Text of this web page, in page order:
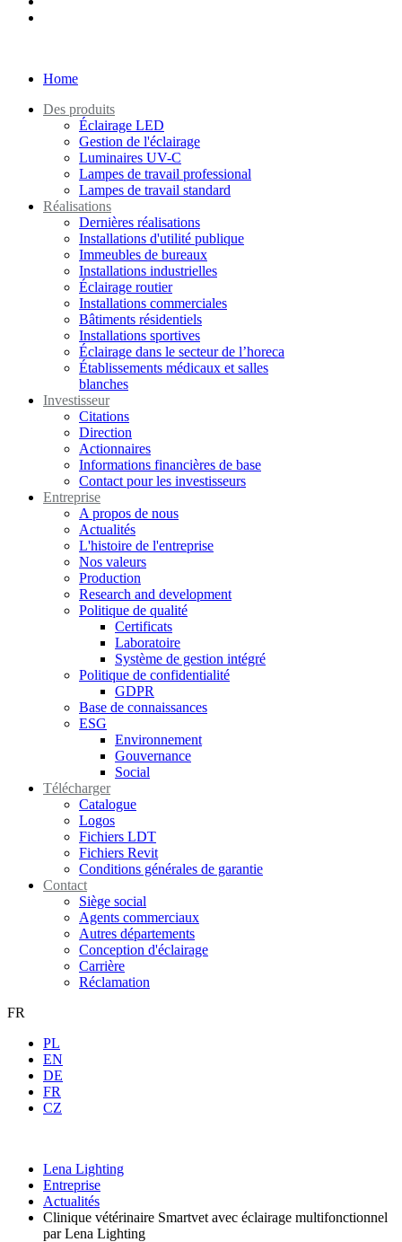
Home
Des produits
Éclairage LED
Gestion de l'éclairage
Luminaires UV-C
Lampes de travail professional
Lampes de travail standard
Réalisations
Dernières réalisations
Installations d'utilité publique
Immeubles de bureaux
Installations industrielles
Éclairage routier
Installations commerciales
Bâtiments résidentiels
Installations sportives
Éclairage dans le secteur de l’horeca
Établissements médicaux et salles
blanches
Investisseur
Citations
Direction
Actionnaires
Informations financières de base
Contact pour les investisseurs
Entreprise
A propos de nous
Actualités
L'histoire de l'entreprise
Nos valeurs
Production
Research and development
Politique de qualité
Certificats
Laboratoire
Système de gestion intégré
Politique de confidentialité
GDPR
Base de connaissances
ESG
Environnement
Gouvernance
Social
Télécharger
Catalogue
Logos
Fichiers LDT
Fichiers Revit
Conditions générales de garantie
Contact
Siège social
Agents commerciaux
Autres départements
Conception d'éclairage
Carrière
Réclamation
FR
PL
EN
DE
FR
CZ
Lena Lighting
Entreprise
Actualités
Clinique vétérinaire Smartvet avec éclairage multifonctionnel
par Lena Lighting